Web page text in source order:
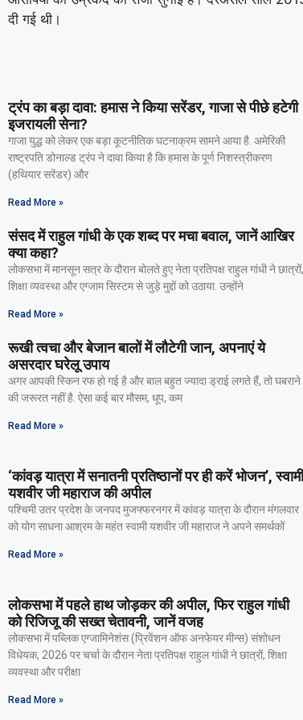
दी गई थी।
ट्रंप का बड़ा दावा: हमास ने किया सरेंडर, गाजा से पीछे हटेगी
इजरायली सेना?
गाजा युद्ध को लेकर एक बड़ा कूटनीतिक घटनाक्रम सामने आया है. अमेरिकी
राष्ट्रपति डोनाल्ड ट्रंप ने दावा किया है कि हमास के पूर्ण निशस्त्रीकरण
(हथियार सरेंडर) और
Read More »
संसद में राहुल गांधी के एक शब्द पर मचा बवाल, जानें आखिर
क्या कहा?
लोकसभा में मानसून सत्र के दौरान बोलते हुए नेता प्रतिपक्ष राहुल गांधी ने छात्रों,
शिक्षा व्यवस्था और एग्जाम सिस्टम से जुड़े मुद्दों को उठाया. उन्होंने
Read More »
रूखी त्वचा और बेजान बालों में लौटेगी जान, अपनाएं ये
असरदार घरेलू उपाय
अगर आपकी स्किन रफ हो गई है और बाल बहुत ज्यादा ड्राई लगते हैं, तो घबराने
की जरूरत नहीं है. ऐसा कई बार मौसम, धूप, कम
Read More »
‘कांवड़ यात्रा में सनातनी प्रतिष्ठानों पर ही करें भोजन’, स्वामी
यशवीर जी महाराज की अपील
पश्चिमी उतर प्रदेश के जनपद मुजफ्फरनगर में कांवड़ यात्रा के दौरान मंगलवार
को योग साधना आश्रम के महंत स्वामी यशवीर जी महाराज ने अपने समर्थकों
Read More »
लोकसभा में पहले हाथ जोड़कर की अपील, फिर राहुल गांधी
को रिजिजू की सख्त चेतावनी, जानें वजह
लोकसभा में पब्लिक एग्जामिनेशंस (प्रिवेंशन ऑफ अनफेयर मीन्स) संशोधन
विधेयक, 2026 पर चर्चा के दौरान नेता प्रतिपक्ष राहुल गांधी ने छात्रों, शिक्षा
व्यवस्था और परीक्षा
Read More »